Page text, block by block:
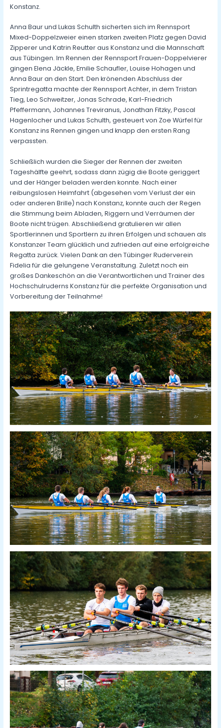
Konstanz.
Anna Baur und Lukas Schulth sicherten sich im Rennsport
Mixed-Doppelzweier einen starken zweiten Platz gegen David
Zipperer und Katrin Reutter aus Konstanz und die Mannschaft
aus Tübingen. Im Rennen der Rennsport Frauen-Doppelvierer
gingen Elena Jäckle, Emilie Schaufler, Louise Hohagen und
Anna Baur an den Start. Den krönenden Abschluss der
Sprintregatta machte der Rennsport Achter, in dem Tristan
Tieg, Leo Schweitzer, Jonas Schrade, Karl-Friedrich
Pfeffermann, Johannes Treviranus, Jonathan Fitzky, Pascal
Hagenlocher und Lukas Schulth, gesteuert von Zoe Würfel für
Konstanz ins Rennen gingen und knapp den ersten Rang
verpassten.
Schließlich wurden die Sieger der Rennen der zweiten
Tageshälfte geehrt, sodass dann zügig die Boote geriggert
und der Hänger beladen werden konnte. Nach einer
reibungslosen Heimfahrt (abgesehen vom Verlust der ein
oder anderen Brille) nach Konstanz, konnte auch der Regen
die Stimmung beim Abladen, Riggern und Verräumen der
Boote nicht trügen. Abschließend gratulieren wir allen
Sportlerinnen und Sportlern zu ihren Erfolgen und schauen als
Konstanzer Team glücklich und zufrieden auf eine erfolgreiche
Regatta zurück. Vielen Dank an den Tübinger Ruderverein
Fidelia für die gelungene Veranstaltung. Zuletzt noch ein
großes Dankeschön an die Verantwortlichen und Trainer des
Hochschulruderns Konstanz für die perfekte Organisation und
Vorbereitung der Teilnahme!